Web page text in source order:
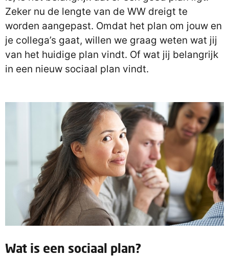
Zeker nu de lengte van de WW dreigt te
worden aangepast. Omdat het plan om jouw en
je collega’s gaat, willen we graag weten wat jij
van het huidige plan vindt. Of wat jij belangrijk
in een nieuw sociaal plan vindt.
Wat is een sociaal plan?